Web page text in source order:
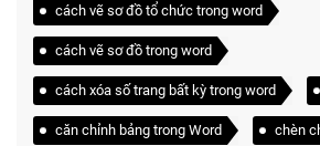
cách vẽ sơ đồ tổ chức trong word
cách vẽ sơ đồ trong word
cách xóa số trang bất kỳ trong word
căn chỉnh bảng trong Word chèn